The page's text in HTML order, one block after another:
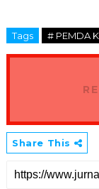
Tags # PEMDA
Share This